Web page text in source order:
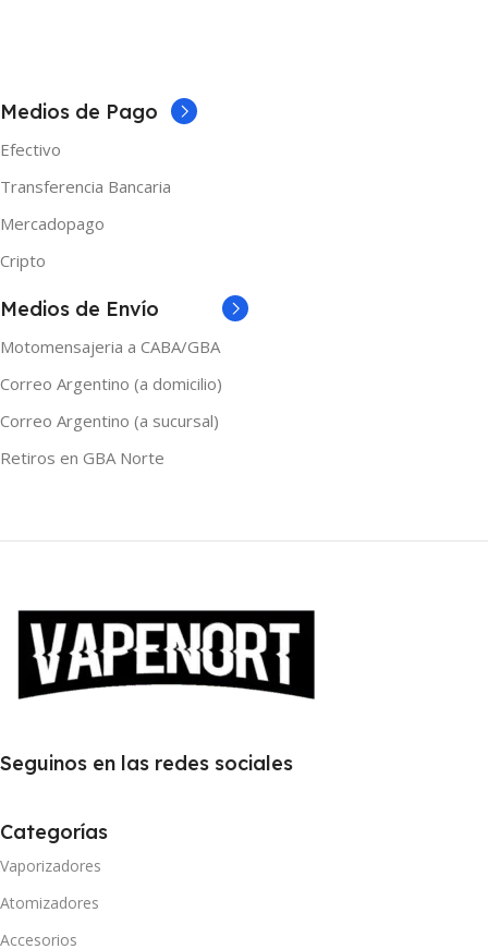
Medios de Pago
Efectivo
Transferencia Bancaria
Mercadopago
Cripto
Medios de Envío
Motomensajeria a CABA/GBA
Correo Argentino (a domicilio)
Correo Argentino (a sucursal)
Retiros en GBA Norte
Seguinos en las redes sociales
Categorías
Vaporizadores
Atomizadores
Accesorios